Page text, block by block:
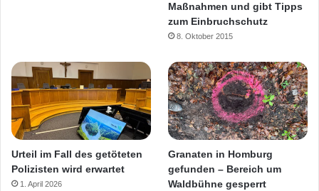
Maßnahmen und gibt Tipps
zum Einbruchschutz
8. Oktober 2015
Urteil im Fall des getöteten
Polizisten wird erwartet
1. April 2026
Granaten in Homburg
gefunden – Bereich um
Waldbühne gesperrt